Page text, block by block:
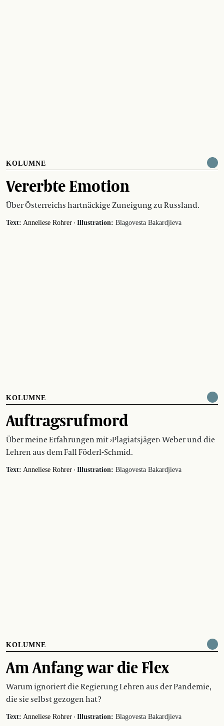
KOLUMNE
Vererbte Emotion
Über Österreichs hartnäckige Zuneigung zu Russland.
Text: Anneliese Rohrer · Illustration: Blagovesta Bakardjieva
KOLUMNE
Auftragsrufmord
Über meine Erfahrungen mit ›Plagiatsjäger‹ Weber und die
Lehren aus dem Fall Föderl-Schmid.
Text: Anneliese Rohrer · Illustration: Blagovesta Bakardjieva
KOLUMNE
Am Anfang war die Flex
Warum ignoriert die Regierung Lehren aus der Pandemie,
die sie selbst gezogen hat?
Text: Anneliese Rohrer · Illustration: Blagovesta Bakardjieva